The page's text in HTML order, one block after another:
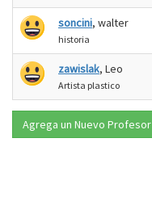
soncini, walter
historia
zawislak, Leo
Artista plastico
Agrega un Nuevo Profesor